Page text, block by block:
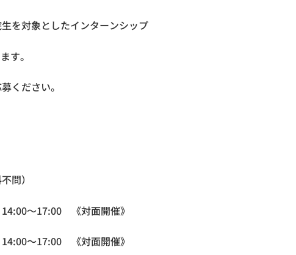
を対象としたインターンシップ
す。
ください。
問）
～17:00 《対面開催》
17:00 《対面開催》